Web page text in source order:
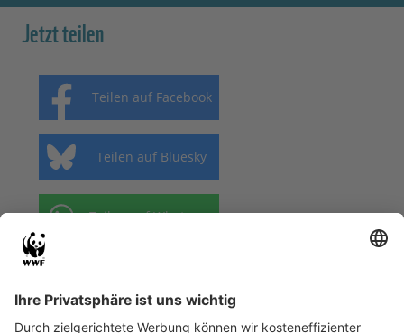
Jetzt teilen
Teilen auf Facebook
Teilen auf Bluesky
Teilen auf Whatsapp
Bleiben Sie mit dem WWF-Newsletter auf